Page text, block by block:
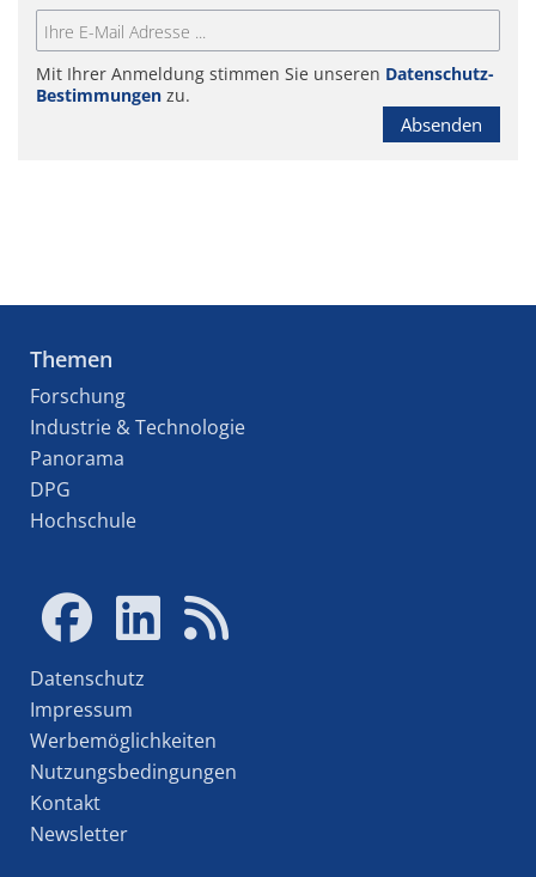
Mit Ihrer Anmeldung stimmen Sie unseren Datenschutz-
Bestimmungen zu.
Absenden
Themen
Forschung
Industrie & Technologie
Panorama
DPG
Hochschule
Datenschutz
Impressum
Werbemöglichkeiten
Nutzungsbedingungen
Kontakt
Newsletter